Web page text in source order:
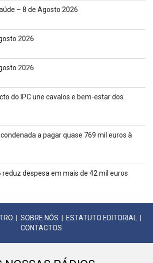
– 8 de Agosto 2026
2026
2026
do IPC une cavalos e bem-estar dos
a pagar quase 769 mil euros à
reduz despesa em mais de 42 mil euros
SOBRE NÓS ESTATUTO EDITORIAL
CONTACTOS